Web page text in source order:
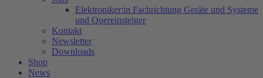
Elektroniker:in Fachrichtung Geräte und Systeme
und Quereinsteiger
Kontakt
Newsletter
Downloads
Shop
News